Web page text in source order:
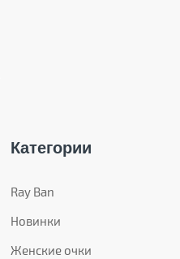
Категории
Ray Ban
Новинки
Женские очки